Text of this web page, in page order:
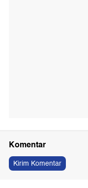
Komentar
Kirim Komentar